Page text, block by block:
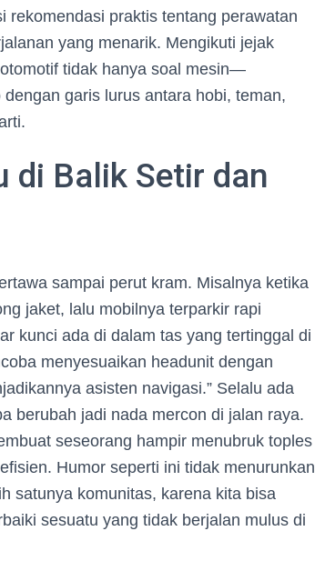
rekomendasi praktis tentang perawatan
yang menarik. Mengikuti jejak
tidak hanya soal mesin—
garis lurus antara hobi, teman,
di Balik Setir dan
sampai perut kram. Misalnya ketika
jaket, lalu mobilnya terparkir rapi
kunci ada di dalam tas yang tertinggal di
menyesuaikan headunit dengan
asisten navigasi.” Selalu ada
berubah jadi nada mercon di jalan raya.
seseorang hampir menubruk toples
Humor seperti ini tidak menurunkan
satunya komunitas, karena kita bisa
sesuatu yang tidak berjalan mulus di